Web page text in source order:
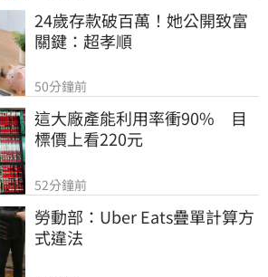
24歲存款破百萬！她公開致富
關鍵：超孝順
50分鐘前
這大廠產能利用率衝90%　目
標價上看220元
52分鐘前
勞動部：Uber Eats疊單計算方
式違法